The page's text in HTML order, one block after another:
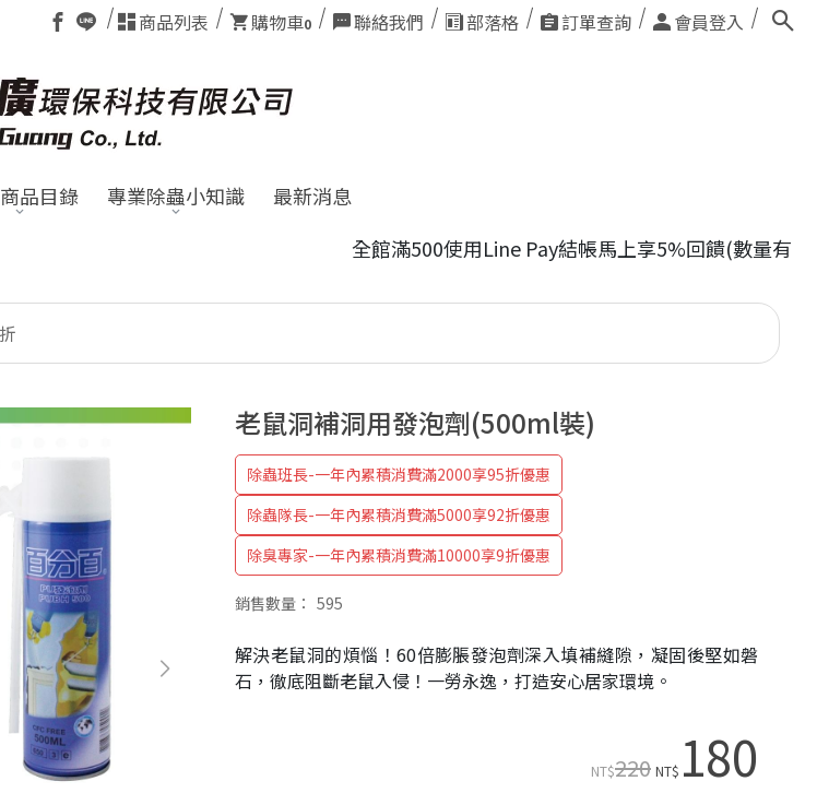
商品列表 購物車0 聯絡我們 部落格 訂單查詢 會員登入
品目錄 專業除蟲小知識
最新消息
全館滿500使用Line Pay結帳馬上享5%回饋(數量有限送完
老鼠洞補洞用發泡劑(500ml裝)
除蟲班長-一年內累積消費滿2000享95折優惠
除蟲隊長-一年內累積消費滿5000享92折優惠
除臭專家-一年內累積消費滿10000享9折優惠
銷售數量： 595
解決老鼠洞的煩惱！60倍膨脹發泡劑深入填補縫隙，凝固後堅如磐
石，徹底阻斷老鼠入侵！一勞永逸，打造安心居家環境。
NT$220 NT$ 180